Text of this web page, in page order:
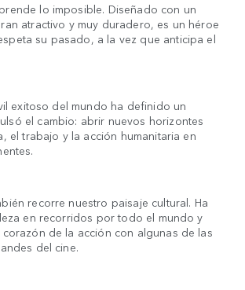
lo imposible. Diseñado con un
atractivo y muy duradero, es un héroe
su pasado, a la vez que anticipa el
exitoso del mundo ha definido un
el cambio: abrir nuevos horizontes
el trabajo y la acción humanitaria en
recorre nuestro paisaje cultural. Ha
en recorridos por todo el mundo y
de la acción con algunas de las
del cine.